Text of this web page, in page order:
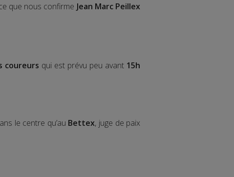
que nous confirme Jean Marc Peillex
coureurs qui est prévu peu avant 15h
le centre qu’au Bettex, juge de paix